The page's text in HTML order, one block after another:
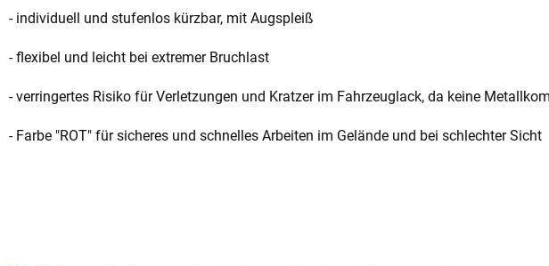
- individuell und stufenlos kürzbar, mit Augspleiß
- flexibel und leicht bei extremer Bruchlast
- verringertes Risiko für Verletzungen und Kratzer im Fahrzeuglack, da keine
- Farbe "ROT" für sicheres und schnelles Arbeiten im Gelände und bei schlechter Sicht